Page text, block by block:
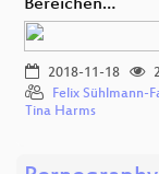
Bereichen…
2018-11-18
Felix Sühlmann-
Tina Harms